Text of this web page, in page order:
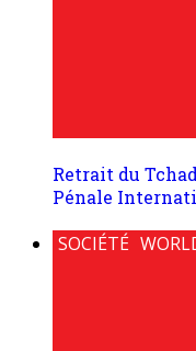
Retrait du
Pénale
SOCIÉTÉ